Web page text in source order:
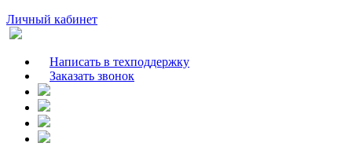
Личный кабинет
Написать в техподдержку
Заказать звонок